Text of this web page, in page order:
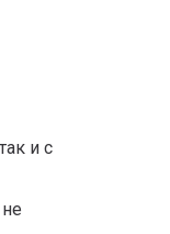
и с